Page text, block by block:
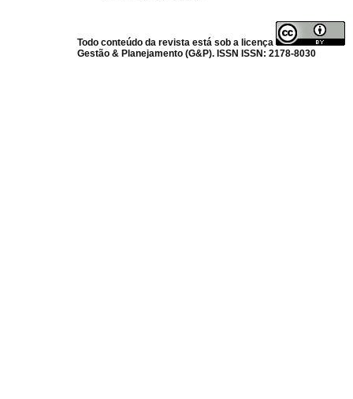
Todo conteúdo da revista está sob a licença
Gestão & Planejamento (G&P). ISSN ISSN: 2178-8030